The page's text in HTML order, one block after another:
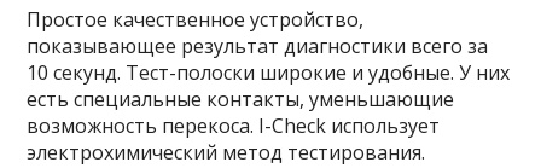
Простое качественное устройство,
показывающее результат диагностики всего за
10 секунд. Тест-полоски широкие и удобные. У них
есть специальные контакты, уменьшающие
возможность перекоса. I-Check использует
электрохимический метод тестирования.